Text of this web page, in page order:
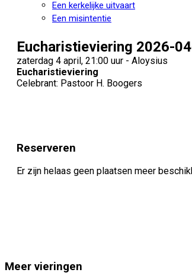
Een kerkelijke uitvaart
Een misintentie
Eucharistieviering 2026-
zaterdag 4 april, 21:00 uur - Aloysius
Eucharistieviering
Celebrant: Pastoor H. Boogers
Reserveren
Er zijn helaas geen plaatsen meer
Meer vieringen